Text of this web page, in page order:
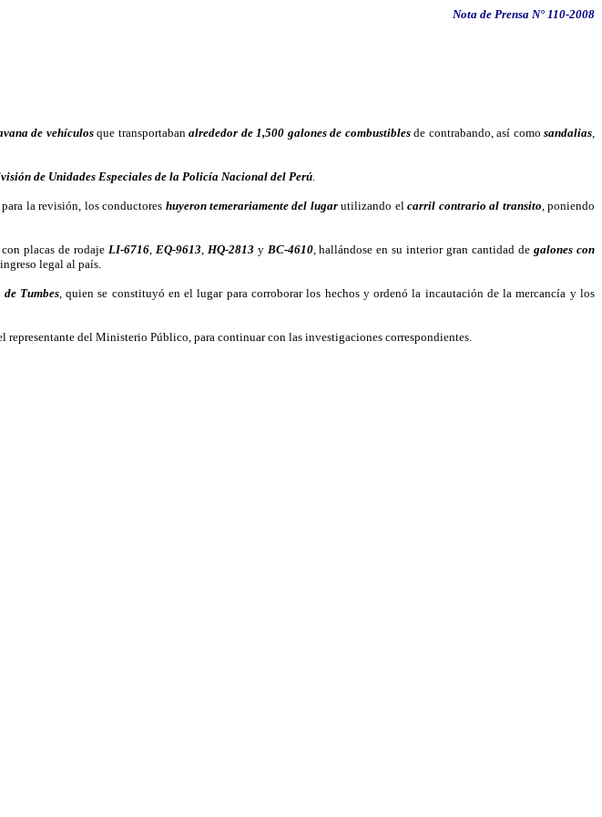
Nota de Prensa N° 110-2008
de vehículosque transportabanalrededor de 1,500 galones de combustiblesde contrabando, así comosandalias,
de Unidades Especiales de la Policía Nacional del Perú.
la revisión, los conductores huyeron temerariamente del lugarutilizando elcarril contrario al transito, poniendo
placas de rodaje LI-6716, EQ-9613, HQ-2813 y BC-4610, hallándose en su interior gran cantidad degalones con
legal al país.
Tumbes, quien se constituyó en el lugar para corroborar los hechos y ordenó la incautación de la mercancía y los
del Ministerio Público, para continuar con las investigaciones correspondientes.